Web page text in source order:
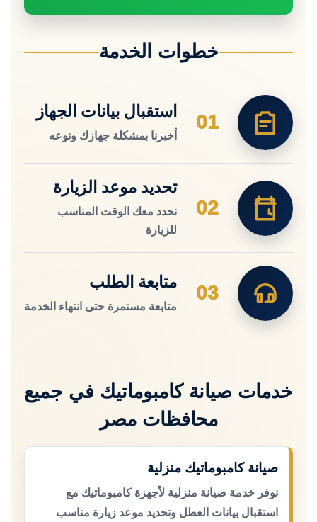
خطوات الخدمة
01
استقبال بيانات الجهاز
أخبرنا بمشكلة جهازك ونوعه
02
تحديد موعد الزيارة
نحدد معك الوقت المناسب
للزيارة
03
متابعة الطلب
متابعة مستمرة حتى انتهاء الخدمة
خدمات صيانة كامبوماتيك في جميع
محافظات مصر
صيانة كامبوماتيك منزلية
نوفر خدمة صيانة منزلية لأجهزة كامبوماتيك مع
استقبال بيانات العطل وتحديد موعد زيارة مناسب